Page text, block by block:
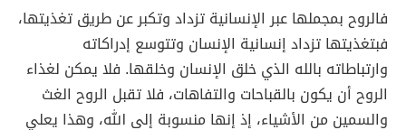
فالروح بمجملها عبر الإنسانية تزداد وتكبر عن طريق تغذيتها،
فبتغذيتها تزداد إنسانية الإنسان وتتوسع إدراكاته
وارتباطاته بالله الذي خلق الإنسان وخلقها. فلا يمكن لغذاء
الروح أن يكون بالقباحات والتفاهات، فلا تقبل الروح الغث
والسمين من الأشياء، إذ إنها منسوبة إلى الله، وهذا يعلي